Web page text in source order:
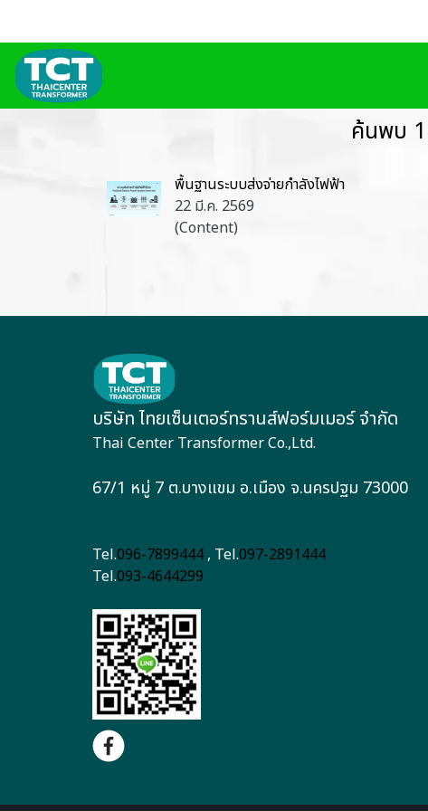
ค้นพบ 1
พื้นฐานระบบส่งจ่ายกำลังไฟฟ้า
22 มี.ค. 2569
(Content)
บริษัท ไทยเซ็นเตอร์ทรานส์ฟอร์มเมอร์ จำกัด
Thai Center Transformer Co.,Ltd.
67/1 หมู่ 7 ต.บางแขม อ.เมือง จ.นครปฐม 73000
Tel.096-7899444 , Tel.097-2891444
Tel.093-4644299